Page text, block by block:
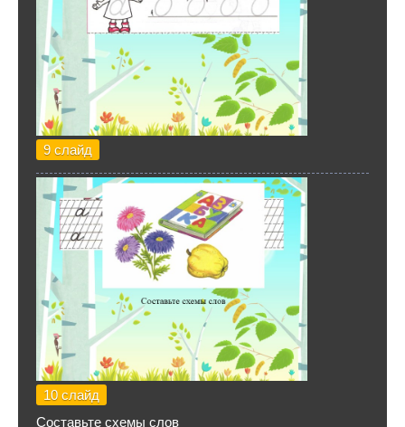
9 слайд
10 слайд
Составьте схемы слов